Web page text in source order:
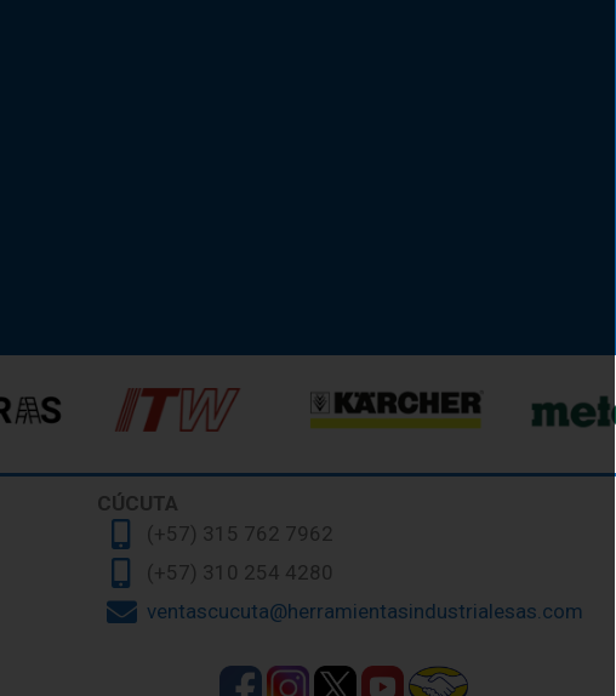
CÚCUTA
(+57) 315 762 7962
(+57) 310 254 4280
ventascucuta@herramientasindustrialesas.com